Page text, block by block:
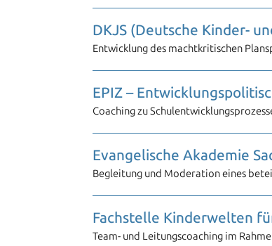
DKJS (Deutsche Kinder-
Entwicklung des machtkritischen
EPIZ –
Coaching zu
Evangelische Akademie
Begleitung und Moderation eines
Fachstelle Kinderwelten
Team- und Leitungscoaching im